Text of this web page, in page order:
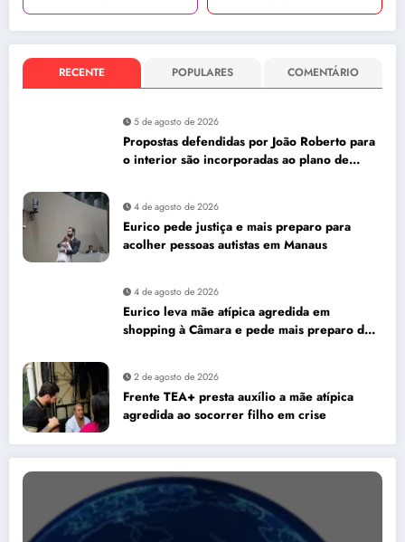
RECENTE POPULARES COMENTÁRIO
5 de agosto de 2026
Propostas defendidas por João Roberto para
o interior são incorporadas ao plano de
4 de agosto de 2026
Eurico pede justiça e mais preparo para
acolher pessoas autistas em Manaus
4 de agosto de 2026
Eurico leva mãe atípica agredida em
shopping à Câmara e pede mais preparo dos
2 de agosto de 2026
Frente TEA+ presta auxílio a mãe atípica
agredida ao socorrer filho em crise